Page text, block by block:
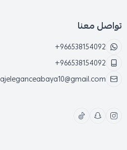
تواصل معنا
+966538154092
+966538154092
ajeleganceabaya10@gmail.com